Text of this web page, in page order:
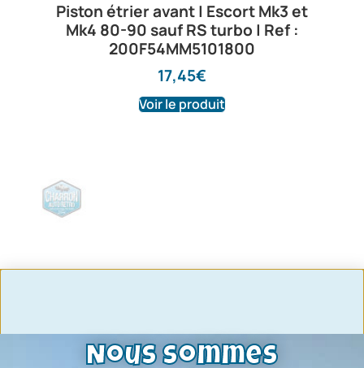
Piston étrier avant | Escort Mk3 et
Mk4 80-90 sauf RS turbo | Ref :
200F54MM5101800
17,45€
Voir le produit
Nous sommes